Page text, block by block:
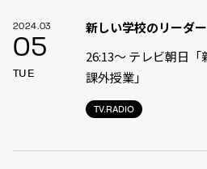
2024.03
05
TUE
TV.RADIO
新しい学校のリーダ
26:13〜 テレビ朝日
課外授業」